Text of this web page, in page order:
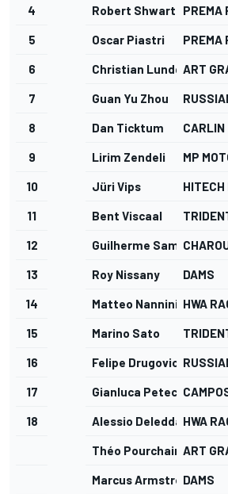
4 Robert Shwartzman
PREMA
5 Oscar Piastri PREMA
6 Christian Lundgaard
ART
7 Guan Yu Zhou
8 Dan Ticktum CARLIN
9 Lirim Zendeli MP
10 Jüri Vips HITECH
11 Bent Viscaal
12 Guilherme Samaia
13 Roy Nissany DAMS
14 Matteo Nannini HWA
15 Marino Sato
16 Felipe Drugovich
17 Gianluca Petecof
18 Alessio Deledda HWA
Théo PourchaireART
Marcus ArmstrongDAMS